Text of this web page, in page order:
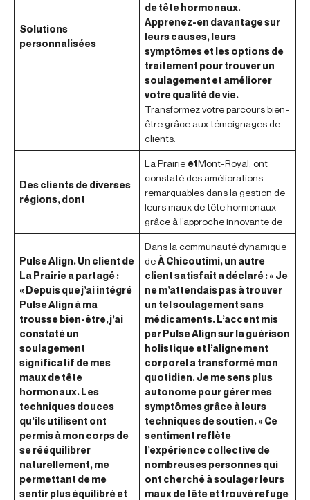
Solutions
personnalisées
de tête hormonaux.
Apprenez-en davantage sur
leurs causes, leurs
symptômes et les options de
traitement pour trouver un
soulagement et améliorer
votre qualité de vie.
Transformez votre parcours bien-
être grâce aux témoignages de
clients.
Des clients de diverses
régions, dont
La Prairie etMont-Royal, ont
constaté des améliorations
remarquables dans la gestion de
leurs maux de tête hormonaux
grâce à l’approche innovante de
Pulse Align. Un client de
La Prairie a partagé :
« Depuis que j’ai intégré
Pulse Align à ma
trousse bien-être, j’ai
constaté un
soulagement
significatif de mes
maux de tête
hormonaux. Les
techniques douces
qu’ils utilisent ont
permis à mon corps de
se rééquilibrer
naturellement, me
permettant de me
sentir plus équilibré et
Dans la communauté dynamique
deÀ Chicoutimi, un autre
client satisfait a déclaré : « Je
ne m’attendais pas à trouver
un tel soulagement sans
médicaments. L’accent mis
par Pulse Align sur la guérison
holistique et l’alignement
corporel a transformé mon
quotidien. Je me sens plus
autonome pour gérer mes
symptômes grâce à leurs
techniques de soutien. » Ce
sentiment reflète
l’expérience collective de
nombreuses personnes qui
ont cherché à soulager leurs
maux de tête et trouvé refuge